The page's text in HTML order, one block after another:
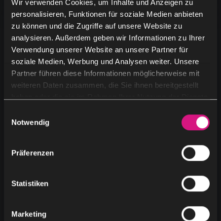
Wir verwenden Cookies, um Inhalte und Anzeigen zu
personalisieren, Funktionen für soziale Medien anbieten
zu können und die Zugriffe auf unsere Website zu
analysieren. Außerdem geben wir Informationen zu Ihrer
Verwendung unserer Website an unsere Partner für
soziale Medien, Werbung und Analysen weiter. Unsere
Partner führen diese Informationen möglicherweise mit
weiteren Daten zusammen, die Sie ihnen bereitgestellt
Notwendig
Präferenzen
Statistiken
Marketing
Bechtle AG